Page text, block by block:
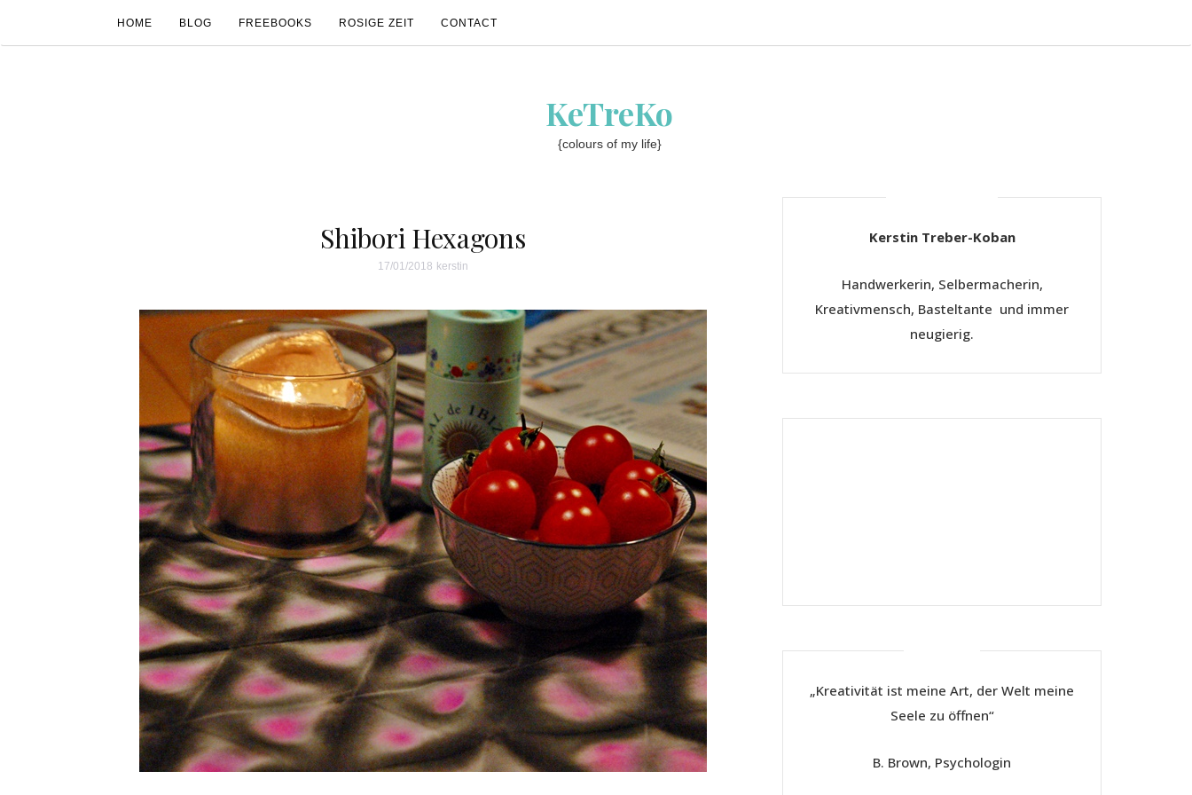
HOME BLOG FREEBOOKS ROSIGE ZEIT CONTACT
KeTreKo
{colours of my life}
Shibori Hexagons
17/01/2018 kerstin
Kerstin Treber-Koban
Handwerkerin, Selbermacherin,
Kreativmensch, Basteltante und immer
neugierig.
„Kreativität ist meine Art, der Welt meine
Seele zu öffnen“
B. Brown, Psychologin